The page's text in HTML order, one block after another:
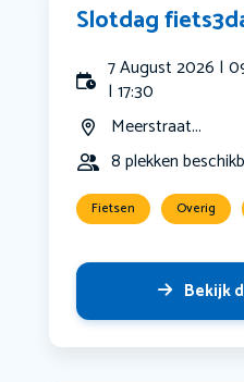
Slotdag
7 August 2026 |
| 17:30
Meerstraat...
8 plekken
Fietsen Overig
Bekijk